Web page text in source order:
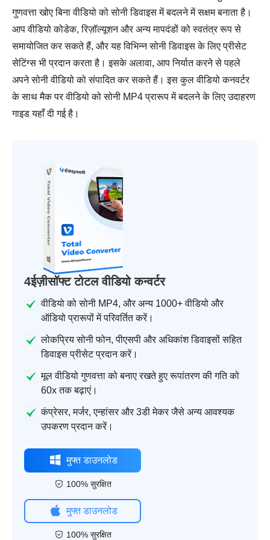
गुणवत्ता खोए बिना वीडियो को सोनी डिवाइस में बदलने में सक्षम बनाता है।
आप वीडियो कोडेक, रिज़ॉल्यूशन और अन्य मापदंडों को स्वतंत्र रूप से
समायोजित कर सकते हैं, और यह विभिन्न सोनी डिवाइस के लिए प्रीसेट
सेटिंग्स भी प्रदान करता है। इसके अलावा, आप निर्यात करने से पहले
अपने सोनी वीडियो को संपादित कर सकते हैं। इस कुल वीडियो कनवर्टर
के साथ मैक पर वीडियो को सोनी MP4 प्रारूप में बदलने के लिए उदाहरण
गाइड यहाँ दी गई है।
4ईज़ीसॉफ्ट टोटल वीडियो कन्वर्टर
वीडियो को सोनी MP4, और अन्य 1000+ वीडियो और
ऑडियो प्रारूपों में परिवर्तित करें।
लोकप्रिय सोनी फोन, पीएसपी और अधिकांश डिवाइसों सहित
डिवाइस प्रीसेट प्रदान करें।
मूल वीडियो गुणवत्ता को बनाए रखते हुए रूपांतरण की गति को
60x तक बढ़ाएं।
कंप्रेसर, मर्जर, एन्हांसर और 3डी मेकर जैसे अन्य आवश्यक
उपकरण प्रदान करें।
मुफ्त डाउनलोड
100% सुरक्षित
मुफ्त डाउनलोड
100% सुरक्षित